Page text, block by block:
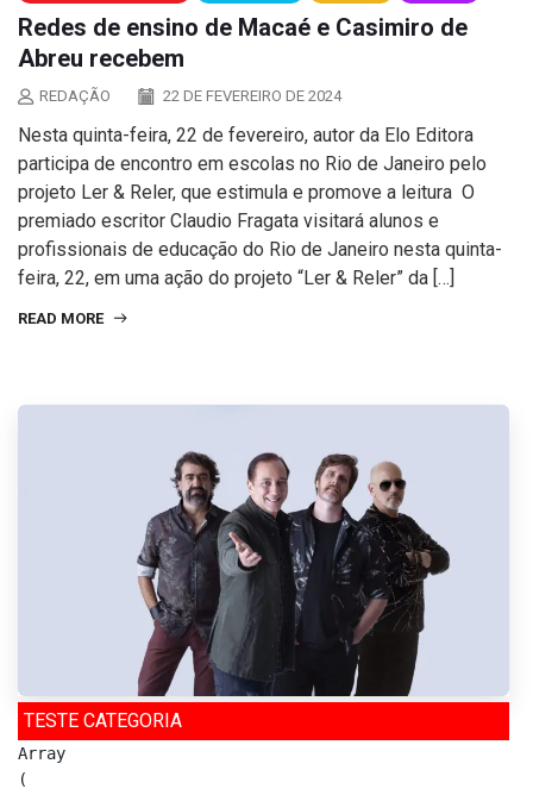
Redes de ensino de Macaé e Casimiro de
Abreu recebem
REDAÇÃO 22 DE FEVEREIRO DE 2024
Nesta quinta-feira, 22 de fevereiro, autor da Elo Editora
participa de encontro em escolas no Rio de Janeiro pelo
projeto Ler & Reler, que estimula e promove a leitura O
premiado escritor Claudio Fragata visitará alunos e
profissionais de educação do Rio de Janeiro nesta quinta-
feira, 22, em uma ação do projeto “Ler & Reler” da […]
READ MORE
TESTE CATEGORIA
Array
(